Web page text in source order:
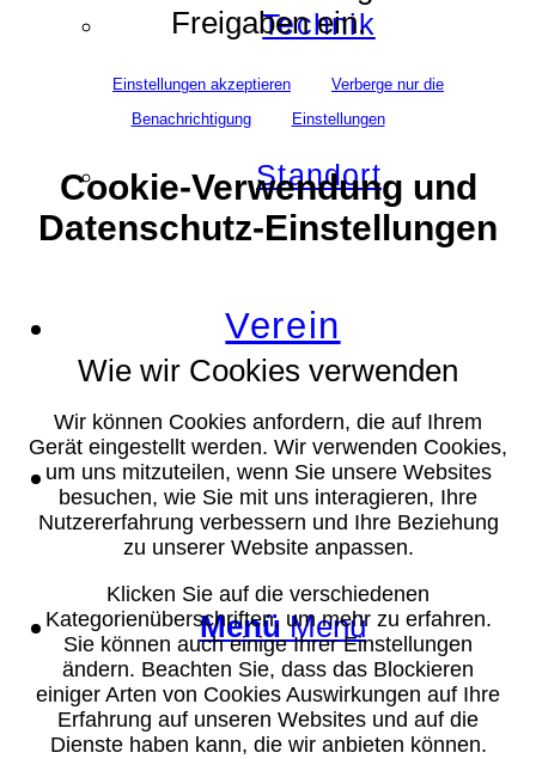
Technik
Standort
Verein
Suche
Menü Menü
Freigaben ein.
Einstellungen akzeptieren
Verberge nur die
Benachrichtigung
Einstellungen
Cookie-Verwendung und
Datenschutz-Einstellungen
Wie wir Cookies verwenden
Wir können Cookies anfordern, die auf Ihrem
Gerät eingestellt werden. Wir verwenden Cookies,
um uns mitzuteilen, wenn Sie unsere Websites
besuchen, wie Sie mit uns interagieren, Ihre
Nutzererfahrung verbessern und Ihre Beziehung
zu unserer Website anpassen.
Klicken Sie auf die verschiedenen
Kategorienüberschriften, um mehr zu erfahren.
Sie können auch einige Ihrer Einstellungen
ändern. Beachten Sie, dass das Blockieren
einiger Arten von Cookies Auswirkungen auf Ihre
Erfahrung auf unseren Websites und auf die
Dienste haben kann, die wir anbieten können.